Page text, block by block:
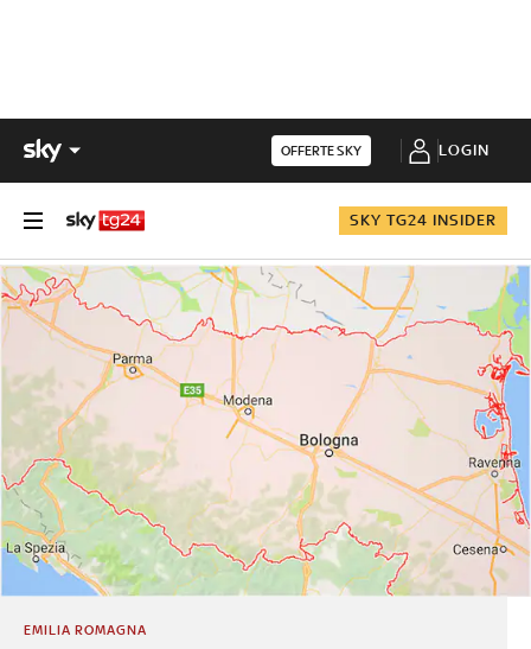
OFFERTE SKY LOGIN
SKY TG24 INSIDER
EMILIA ROMAGNA